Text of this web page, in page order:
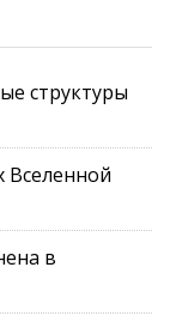
структуры
Вселенной
в